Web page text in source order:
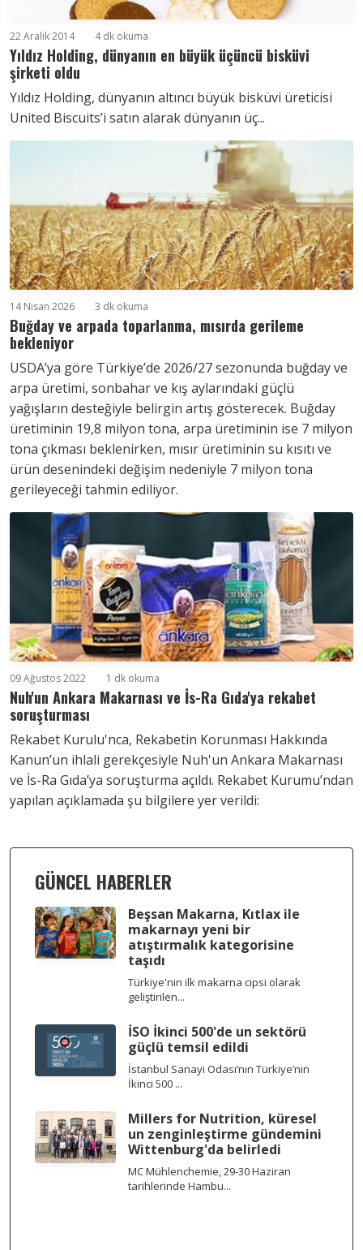
22 Aralık 2014 4 dk okuma
Yıldız Holding, dünyanın en büyük üçüncü bisküvi
şirketi oldu
Yıldız Holding, dünyanın altıncı büyük bisküvi üreticisi
United Biscuits’i satın alarak dünyanın üç...
14 Nisan 2026 3 dk okuma
Buğday ve arpada toparlanma, mısırda gerileme
bekleniyor
USDA’ya göre Türkiye’de 2026/27 sezonunda buğday ve
arpa üretimi, sonbahar ve kış aylarındaki güçlü
yağışların desteğiyle belirgin artış gösterecek. Buğday
üretiminin 19,8 milyon tona, arpa üretiminin ise 7 milyon
tona çıkması beklenirken, mısır üretiminin su kısıtı ve
ürün desenindeki değişim nedeniyle 7 milyon tona
gerileyeceği tahmin ediliyor.
09 Ağustos 2022 1 dk okuma
Nuh'un Ankara Makarnası ve İs-Ra Gıda'ya rekabet
soruşturması
Rekabet Kurulu'nca, Rekabetin Korunması Hakkında
Kanun’un ihlali gerekçesiyle Nuh'un Ankara Makarnası
ve İs-Ra Gıda’ya soruşturma açıldı. Rekabet Kurumu’ndan
yapılan açıklamada şu bilgilere yer verildi:
GÜNCEL HABERLER
Beşsan Makarna, Kıtlax ile
makarnayı yeni bir
atıştırmalık kategorisine
taşıdı
Türkiye'nin ilk makarna cipsi olarak
geliştirilen...
İSO İkinci 500'de un sektörü
güçlü temsil edildi
İstanbul Sanayi Odası’nın Türkiye’nin
İkinci 500 ...
Millers for Nutrition, küresel
un zenginleştirme gündemini
Wittenburg'da belirledi
MC Mühlenchemie, 29-30 Haziran
tarihlerinde Hambu...